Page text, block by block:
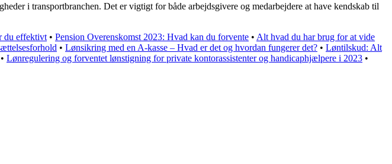
i transportbranchen. Det er vigtigt for både arbejdsgivere og medarbejdere at have kendskab til
du effektivt • Pension Overenskomst 2023: Hvad kan du forvente • Alt hvad du har brug for at vide
• Lønsikring med en A-kasse – Hvad er det og hvordan fungerer det? • Løntilskud: Alt
• Lønregulering og forventet lønstigning for private kontorassistenter og handicaphjælpere i 2023 •